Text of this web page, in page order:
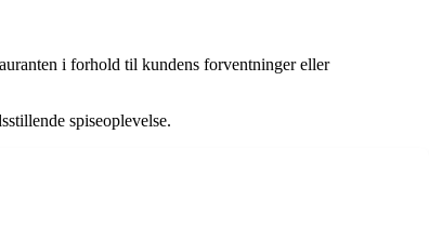
i forhold til kundens forventninger eller
spiseoplevelse.